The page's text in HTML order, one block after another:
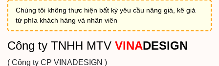
Chúng tôi không thực hiện bất kỳ yêu cầu nâng giá, kê giá
từ phía khách hàng và nhân viên
Công ty TNHH MTV VINADESIGN
( Công ty CP VINADESIGN )